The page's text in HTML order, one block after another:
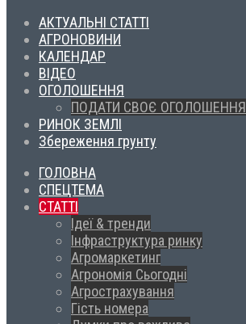
АКТУАЛЬНІ СТАТТІ
АГРОНОВИНИ
КАЛЕНДАР
ВІДЕО
ОГОЛОШЕННЯ
ПОДАТИ СВОЄ ОГОЛОШЕННЯ
РИНОК ЗЕМЛІ
Збереження грунту
ГОЛОВНА
СПЕЦТЕМА
СТАТТІ
Ідеї & тренди
Інфраструктура ринку
Агромаркетинг
Агрономія Сьогодні
Агрострахування
Гість номера